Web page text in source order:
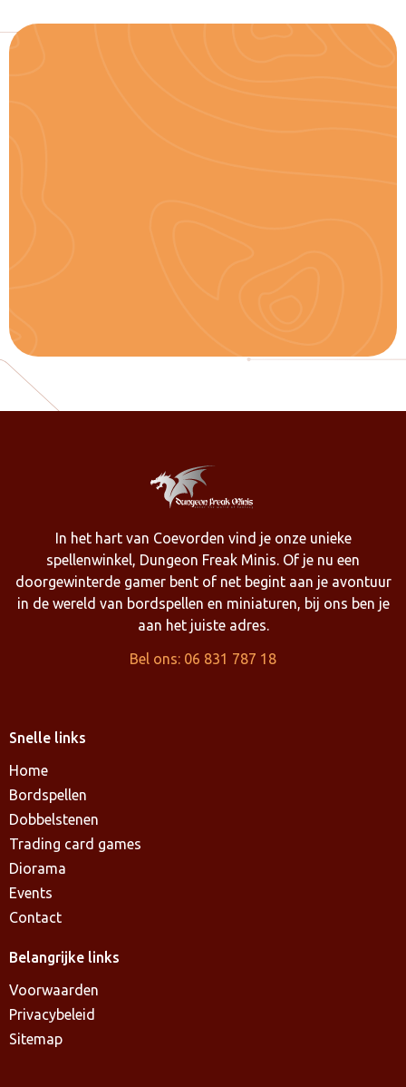
In het hart van Coevorden vind je onze unieke
spellenwinkel, Dungeon Freak Minis. Of je nu een
doorgewinterde gamer bent of net begint aan je avontuur
in de wereld van bordspellen en miniaturen, bij ons ben je
aan het juiste adres.
Bel ons: 06 831 787 18
Snelle links
Home
Bordspellen
Dobbelstenen
Trading card games
Diorama
Events
Contact
Belangrijke links
Voorwaarden
Privacybeleid
Sitemap